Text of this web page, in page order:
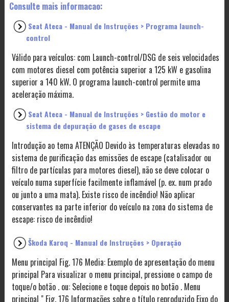
Consulte mais informacao:
Seat Ateca - Manual de Instruções > Programa launch-
control
Válido para veículos: com Launch-control/DSG de seis velocidades
com motores diesel com potência superior a 125 kW e gasolina
superior a 140 kW. O programa launch-control permite uma
aceleração máxima.
Seat Ateca - Manual de Instruções > Gestão do motor e
sistema de depuração de gases de escape
Introdução ao tema ATENÇÃO Devido às temperaturas elevadas no
sistema de purificação das emissões de escape (catalisador ou
filtro de partículas para motores diesel), não se deve colocar o
veículo numa superfície facilmente inflamável (p. ex. num prado
ou junto a uma mata). Existe risco de incêndio! Não aplicar
conservantes na parte inferior do veículo na zona do sistema de
escape: risco de incêndio!
Škoda Karoq - Manual de Instruções > Operação
Menu principal Fig. 176 Media: Exemplo de apresentação do menu
principal Para visualizar o menu principal, pressione o campo de
toque/o botão . ou: Selecione e toque depois no botão . Menu
principal " Fig. 176 Informações sobre o título reproduzido Eixo do